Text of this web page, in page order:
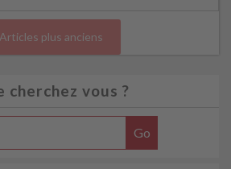
Articles plus anciens
cherchez vous ?